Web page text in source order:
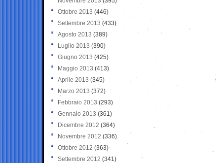
Ottobre 2013 (446)
Settembre 2013 (433)
Agosto 2013 (389)
Luglio 2013 (390)
Giugno 2013 (425)
Maggio 2013 (413)
Aprile 2013 (345)
Marzo 2013 (372)
Febbraio 2013 (293)
Gennaio 2013 (361)
Dicembre 2012 (364)
Novembre 2012 (336)
Ottobre 2012 (363)
Settembre 2012 (341)